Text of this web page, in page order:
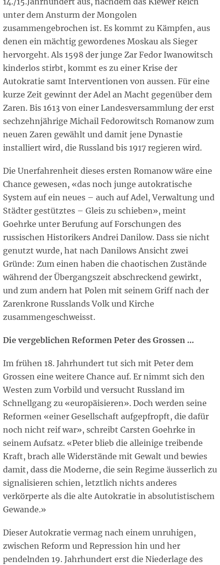
unter dem Ansturm der Mongolen
zusammengebrochen ist. Es kommt zu Kämpfen, aus
denen ein mächtig gewordenes Moskau als Sieger
hervorgeht. Als 1598 der junge Zar Fedor Iwanowitsch
kinderlos stirbt, kommt es zu einer Krise der
Autokratie samt Interventionen von aussen. Für eine
kurze Zeit gewinnt der Adel an Macht gegenüber dem
Zaren. Bis 1613 von einer Landesversammlung der erst
sechzehnjährige Michail Fedorowitsch Romanow zum
neuen Zaren gewählt und damit jene Dynastie
installiert wird, die Russland bis 1917 regieren wird.
Die Unerfahrenheit dieses ersten Romanow wäre eine
Chance gewesen, «das noch junge autokratische
System auf ein neues – auch auf Adel, Verwaltung und
Städter gestütztes – Gleis zu schieben», meint
Goehrke unter Berufung auf Forschungen des
russischen Historikers Andrei Danilow. Dass sie nicht
genutzt wurde, hat nach Danilows Ansicht zwei
Gründe: Zum einen haben die chaotischen Zustände
während der Übergangszeit abschreckend gewirkt,
und zum andern hat Polen mit seinem Griff nach der
Zarenkrone Russlands Volk und Kirche
zusammengeschweisst.
Die vergeblichen Reformen Peter des Grossen …
Im frühen 18. Jahrhundert tut sich mit Peter dem
Grossen eine weitere Chance auf. Er nimmt sich den
Westen zum Vorbild und versucht Russland im
Schnellgang zu «europäisieren». Doch werden seine
Reformen «einer Gesellschaft aufgepfropft, die dafür
noch nicht reif war», schreibt Carsten Goehrke in
seinem Aufsatz. «Peter blieb die alleinige treibende
Kraft, brach alle Widerstände mit Gewalt und bewies
damit, dass die Moderne, die sein Regime äusserlich zu
signalisieren schien, letztlich nichts anderes
verkörperte als die alte Autokratie in absolutistischem
Gewande.»
Dieser Autokratie vermag nach einem unruhigen,
zwischen Reform und Repression hin und her
pendelnden 19. Jahrhundert erst die Niederlage des